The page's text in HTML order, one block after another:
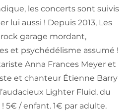
les concerts sont suivis
lui aussi ! Depuis 2013, Les
garage mordant,
et psychédélisme assumé !
Anna Frances Meyer et
et chanteur Étienne Barry
Lighter Fluid, du
! 5€ / enfant. 1€ par adulte.